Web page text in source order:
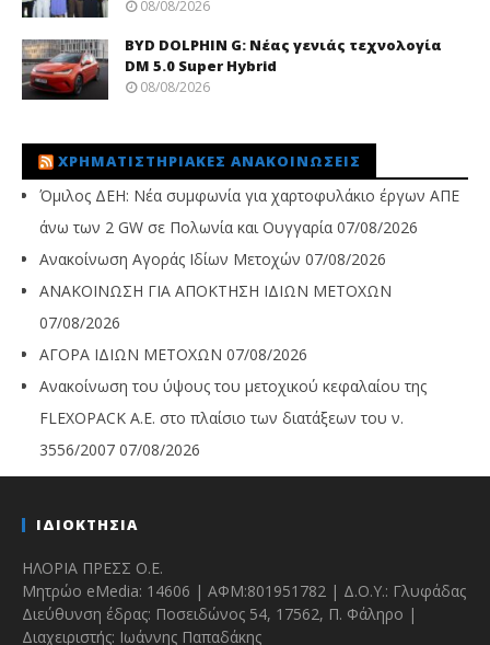
08/08/2026
BYD DOLPHIN G: Νέας γενιάς τεχνολογία
DM 5.0 Super Hybrid
08/08/2026
ΧΡΗΜΑΤΙΣΤΗΡΙΑΚΈΣ ΑΝΑΚΟΙΝΏΣΕΙΣ
Όμιλος ΔΕΗ: Νέα συμφωνία για χαρτοφυλάκιο έργων ΑΠΕ
άνω των 2 GW σε Πολωνία και Ουγγαρία 07/08/2026
Ανακοίνωση Αγοράς Ιδίων Μετοχών 07/08/2026
ΑΝΑΚΟΙΝΩΣΗ ΓΙΑ ΑΠΟΚΤΗΣΗ ΙΔΙΩΝ ΜΕΤΟΧΩΝ
07/08/2026
ΑΓΟΡΑ ΙΔΙΩΝ ΜΕΤΟΧΩΝ 07/08/2026
Ανακοίνωση του ύψους του μετοχικού κεφαλαίου της
FLEXOPACK A.E. στο πλαίσιο των διατάξεων του ν.
3556/2007 07/08/2026
ΙΔΙΟΚΤΗΣΙΑ
ΗΛΟΡΙΑ ΠΡΕΣΣ Ο.Ε.
Μητρώο eMedia: 14606 | ΑΦΜ:801951782 | Δ.Ο.Υ.: Γλυφάδας
Διεύθυνση έδρας: Ποσειδώνος 54, 17562, Π. Φάληρο |
Διαχειριστής: Ιωάννης Παπαδάκης